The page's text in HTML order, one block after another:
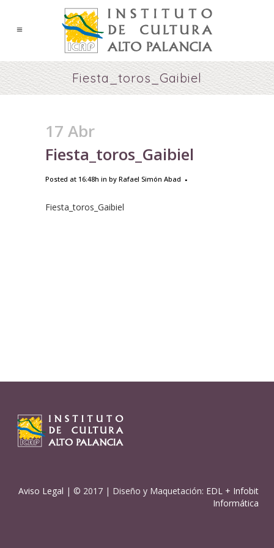
Fiesta_toros_Gaibiel
17 Abr
Fiesta_toros_Gaibiel
Posted at 16:48h in by Rafael Simón Abad
Fiesta_toros_Gaibiel
Aviso Legal | © 2017 | Diseño y Maquetación: EDL + Infobit
Informática